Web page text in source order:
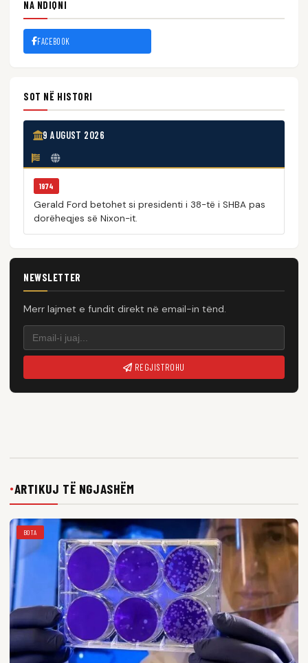
NA NDIQNI
FACEBOOK
SOT NË HISTORI
9 AUGUST 2026
1974
Gerald Ford betohet si presidenti i 38-të i SHBA pas
dorëheqjes së Nixon-it.
NEWSLETTER
Merr lajmet e fundit direkt në email-in tënd.
REGJISTROHU
●ARTIKUJ TË NGJASHËM
BOTA